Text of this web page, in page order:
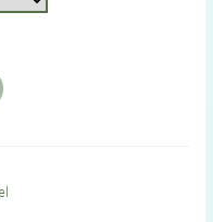
€29,99